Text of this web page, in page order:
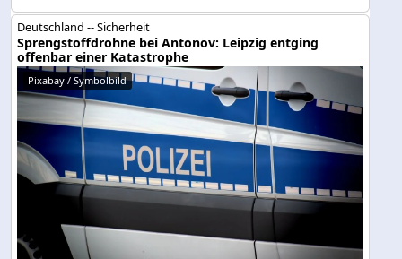
Deutschland -- Sicherheit
Sprengstoffdrohne bei Antonov: Leipzig entging
offenbar einer Katastrophe
Pixabay / Symbolbild